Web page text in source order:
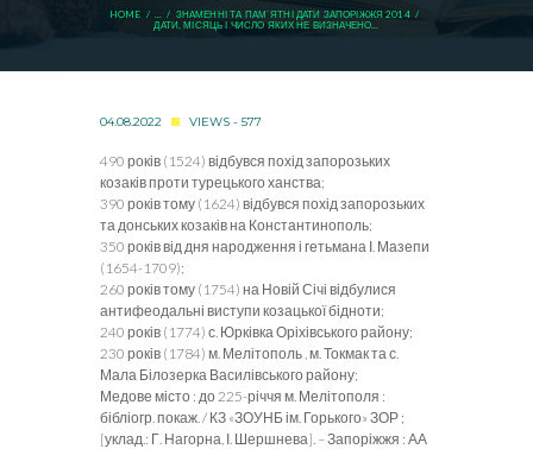
HOME ...
ЗНАМЕННІ ТА ПАМ`ЯТНІ ДАТИ ЗАПОРІЖЖЯ 2014
ДАТИ, МІСЯЦЬ І ЧИСЛО ЯКИХ НЕ ВИЗНАЧЕНО...
04.08.2022 VIEWS - 577
490 років (1524) відбувся похід запорозьких
козаків проти турецького ханства;
390 років тому (1624) відбувся похід запорозьких
та донських козаків на Константинополь;
350 років від дня народження і гетьмана І. Мазепи
(1654-1709);
260 років тому (1754) на Новій Січі відбулися
антифеодальні виступи козацької бідноти;
240 років (1774) с. Юрківка Оріхівського району;
230 років (1784) м. Мелітополь , м. Токмак та с.
Мала Білозерка Василівського району;
Медове місто : до 225-річчя м. Мелітополя :
бібліогр. покаж. / КЗ «ЗОУНБ ім. Горького» ЗОР ;
[уклад.: Г. Нагорна, І. Шершнева]. – Запоріжжя : АА